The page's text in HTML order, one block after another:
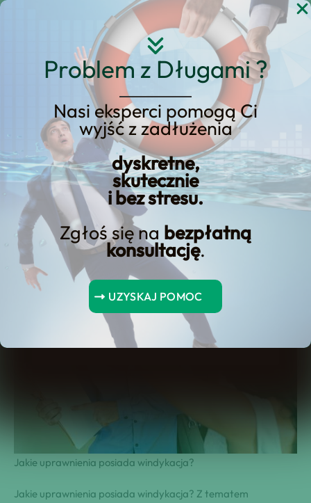
Problem z Długami ?
Nasi eksperci pomogą Ci
wyjść z zadłużenia
dyskretne,
skutecznie
i bez stresu.
Zgłoś się na bezpłatną
konsultację.
UZYSKAJ POMOC
Przejdź
Jakie uprawnienia
posiada windykacja?
Jakie uprawnienia posiada windykacja?
Jakie uprawnienia posiada windykacja? Z tematem